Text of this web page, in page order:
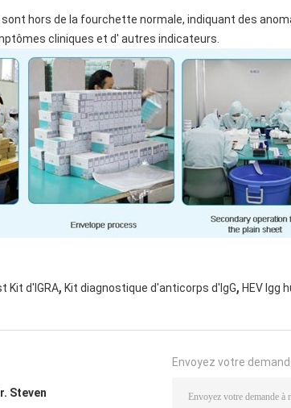
hors de la fourchette normale, indiquant des
cliniques et d' autres indicateurs.
Kit d'IGRA, Kit diagnostique d'anticorps d'IgG, HEV Igg
Steven
Envoyez votre